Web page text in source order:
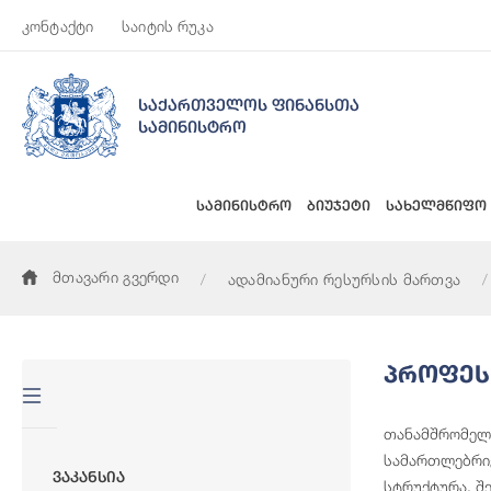
კონტაქტი საიტის რუკა
საქართველოს ფინანსთა
სამინისტრო
სამინისტრო ბიუჯეტი სახელმწიფო
მთავარი გვერდი ადამიანური რესურსის მართვა
Ვაკანსია
სტრუქტურა.